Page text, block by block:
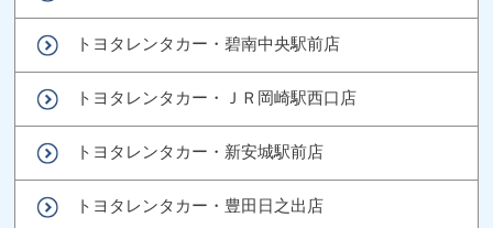
トヨタレンタカー・碧南中央駅前店
トヨタレンタカー・ＪＲ岡崎駅西口店
トヨタレンタカー・新安城駅前店
トヨタレンタカー・豊田日之出店